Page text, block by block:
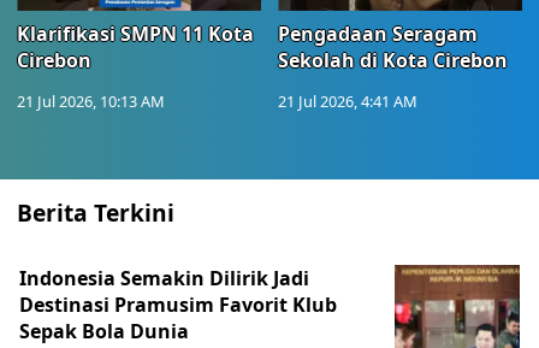
Klarifikasi SMPN 11 Kota
Cirebon
21 Jul 2026, 10:13 AM
Pengadaan Seragam
Sekolah di Kota Cirebon
21 Jul 2026, 4:41 AM
Berita Terkini
Indonesia Semakin Dilirik Jadi
Destinasi Pramusim Favorit Klub
Sepak Bola Dunia